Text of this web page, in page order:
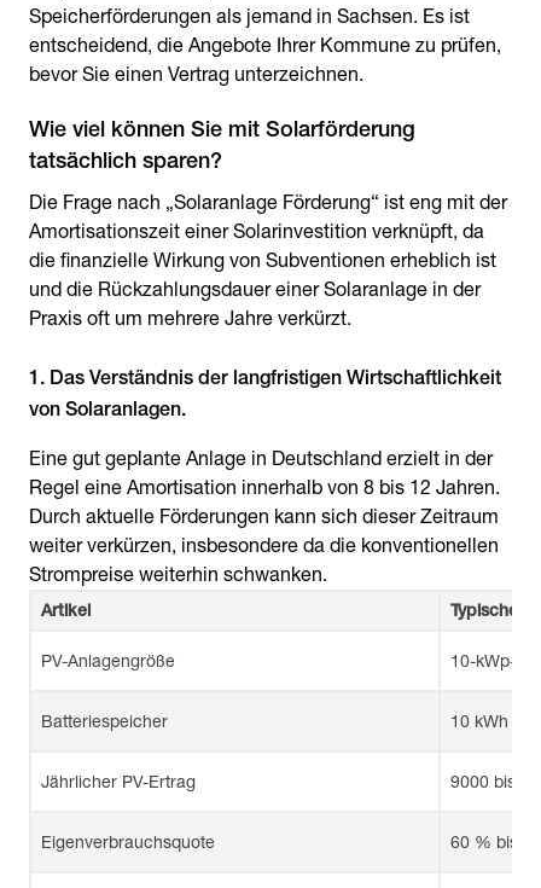
Speicherförderungen als jemand in Sachsen. Es ist
entscheidend, die Angebote Ihrer Kommune zu prüfen,
bevor Sie einen Vertrag unterzeichnen.
Wie viel können Sie mit Solarförderung
tatsächlich sparen?
Die Frage nach „Solaranlage Förderung“ ist eng mit der
Amortisationszeit einer Solarinvestition verknüpft, da
die finanzielle Wirkung von Subventionen erheblich ist
und die Rückzahlungsdauer einer Solaranlage in der
Praxis oft um mehrere Jahre verkürzt.
1. Das Verständnis der langfristigen Wirtschaftlichkeit
von Solaranlagen.
Eine gut geplante Anlage in Deutschland erzielt in der
Regel eine Amortisation innerhalb von 8 bis 12 Jahren.
Durch aktuelle Förderungen kann sich dieser Zeitraum
weiter verkürzen, insbesondere da die konventionellen
Strompreise weiterhin schwanken.
Artikel Typischer
PV-Anlagengröße 10-kWp-
Batteriespeicher 10 kWh
Jährlicher PV-Ertrag 9000 bis
Eigenverbrauchsquote 60 % bis